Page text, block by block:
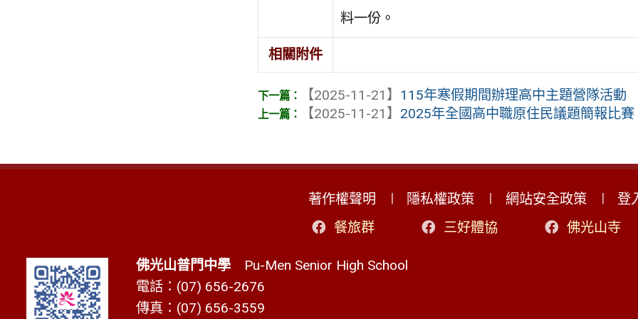
料一份。
相關附件
【2025-11-21】 115年寒假期間辦理高中主題營隊活動
【2025-11-21】 2025年全國高中職原住民議題簡報比賽
著作權聲明 隱私權政策 網站安全政策
登
餐旅群
三好體協 佛光山寺
佛光山普門中學Pu-Men Senior High School
電話：(07) 656-2676
傳真：(07) 656-3559